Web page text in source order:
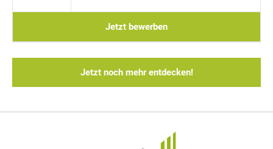
Jetzt bewerben
Jetzt noch mehr entdecken!